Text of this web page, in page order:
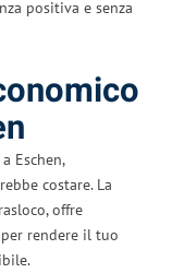
positiva e senza
Eschen,
costare. La
offre
rendere il tuo